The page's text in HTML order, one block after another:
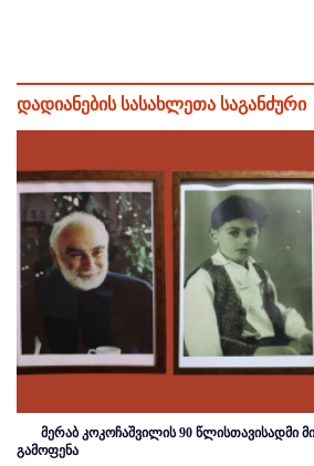
დადიანების სასახლეთა საგანძური
მერაბ კოკოჩაშვილის 90 წლისთავისადმი
გამოფენა